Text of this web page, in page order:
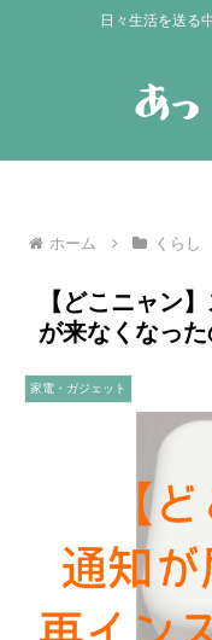
日々生活を送る
ホーム くらし
【どこニャン
が来なくなっ
家電・ガジェット